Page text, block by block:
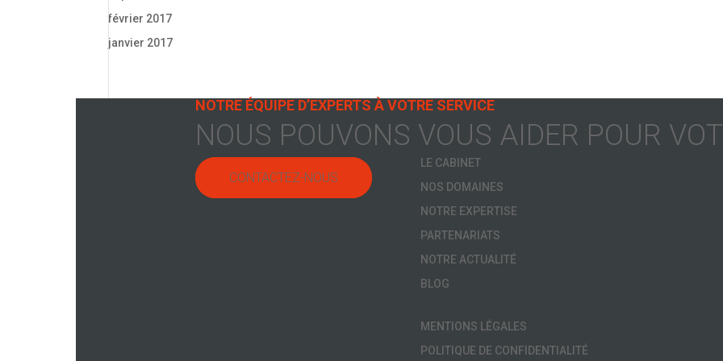
février 2017
janvier 2017
NOTRE ÉQUIPE D’EXPERTS À VOTRE SERVICE
NOUS POUVONS VOUS AIDER POUR
CONTACTEZ-NOUS
LE CABINET
NOS DOMAINES
NOTRE EXPERTISE
PARTENARIATS
NOTRE ACTUALITÉ
BLOG
MENTIONS LÉGALES
POLITIQUE DE CONFIDENTIALITÉ